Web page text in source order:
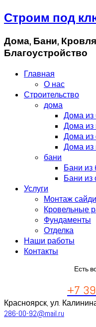
Строим под
Дома, Бани,
Благоустройство
Главная
О нас
Строительство
дома
Дома из
Дома из
Дома из
Дома из
бани
Бани из
Бани из
Услуги
Монтаж
Кровельные
Фундаменты
Отделка
Наши работы
Контакты
Есть
+7
Красноярск, ул.
286-00-92@mail.ru